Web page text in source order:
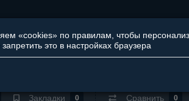
Закладки 0 Сравнить 0
«cookies» по правилам, чтобы
это в настройках браузера